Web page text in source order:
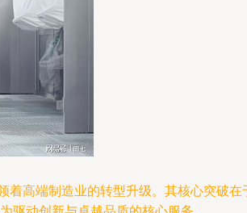
着高端制造业的转型升级。其核心突破